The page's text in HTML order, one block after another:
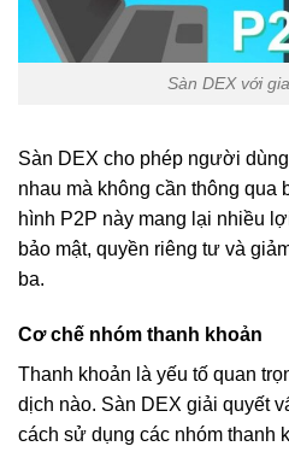
Sàn DEX với
Sàn DEX cho phép người
nhau mà không cần thông qua
hình P2P này mang lại nhiều
bảo mật, quyền riêng tư và
ba.
Cơ chế nhóm thanh khoản
Thanh khoản là yếu tố quan
dịch nào. Sàn DEX giải quyết
cách sử dụng các nhóm thanh